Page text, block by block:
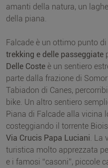
amanti della natura, un
della piana.
Falcade è un ottimo punto
trekking e delle passeggiate
Delle Coste è un sentiero
parte dalla frazione di
Tabiadon di Canes,
bike. Un altro sentiero
Piana di Falcade alla vicina
costeggiando il torrente
Via Crucis Papa Luciani . La
turistica molto apprezzata
e i famosi “casoni”, piccole